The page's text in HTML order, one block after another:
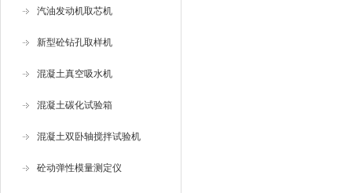
汽油发动机取芯机
新型砼钻孔取样机
混凝土真空吸水机
混凝土碳化试验箱
混凝土双卧轴搅拌试验机
砼动弹性模量测定仪